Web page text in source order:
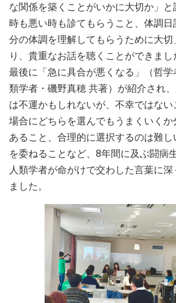
な関係を築くことがいかに大切か」
時も悪い時も診てもらうこと、体調
分の体調を理解してもらうために大
り、貴重なお話を聴くことができまし
最後に「急に具合が悪くなる」（哲学
類学者・磯野真穂 共著）が紹介され
は不運かもしれないが、不幸ではな
場合にどちらを選んでもうまくいく
あること、合理的に選択するのは難
を委ねることなど、8年間に及ぶ闘病
人類学者が命がけで交わした言葉に
ました。